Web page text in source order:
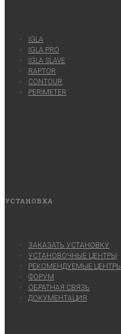
IGLA
IGLA PRO
IGLA SLAVE
RAPTOR
CONTOUR
PERIMETER
УСТАНОВКА
ЗАКАЗАТЬ УСТАНОВКУ
УСТАНОВОЧНЫЕ ЦЕНТРЫ
РЕКОМЕНДУЕМЫЕ ЦЕНТРЫ
ФОРУМ
ОБРАТНАЯ СВЯЗЬ
ДОКУМЕНТАЦИЯ